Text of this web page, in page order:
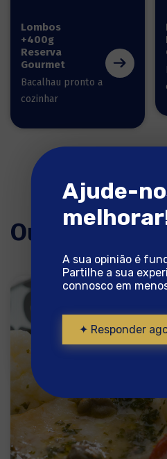
Lombos
+400g
Reserva
Gourmet
Bacalhau pronto a
cozinhar
Outras
Ajude-
A sua opinião é
Partilhe a sua
connosco em
✦ Responder